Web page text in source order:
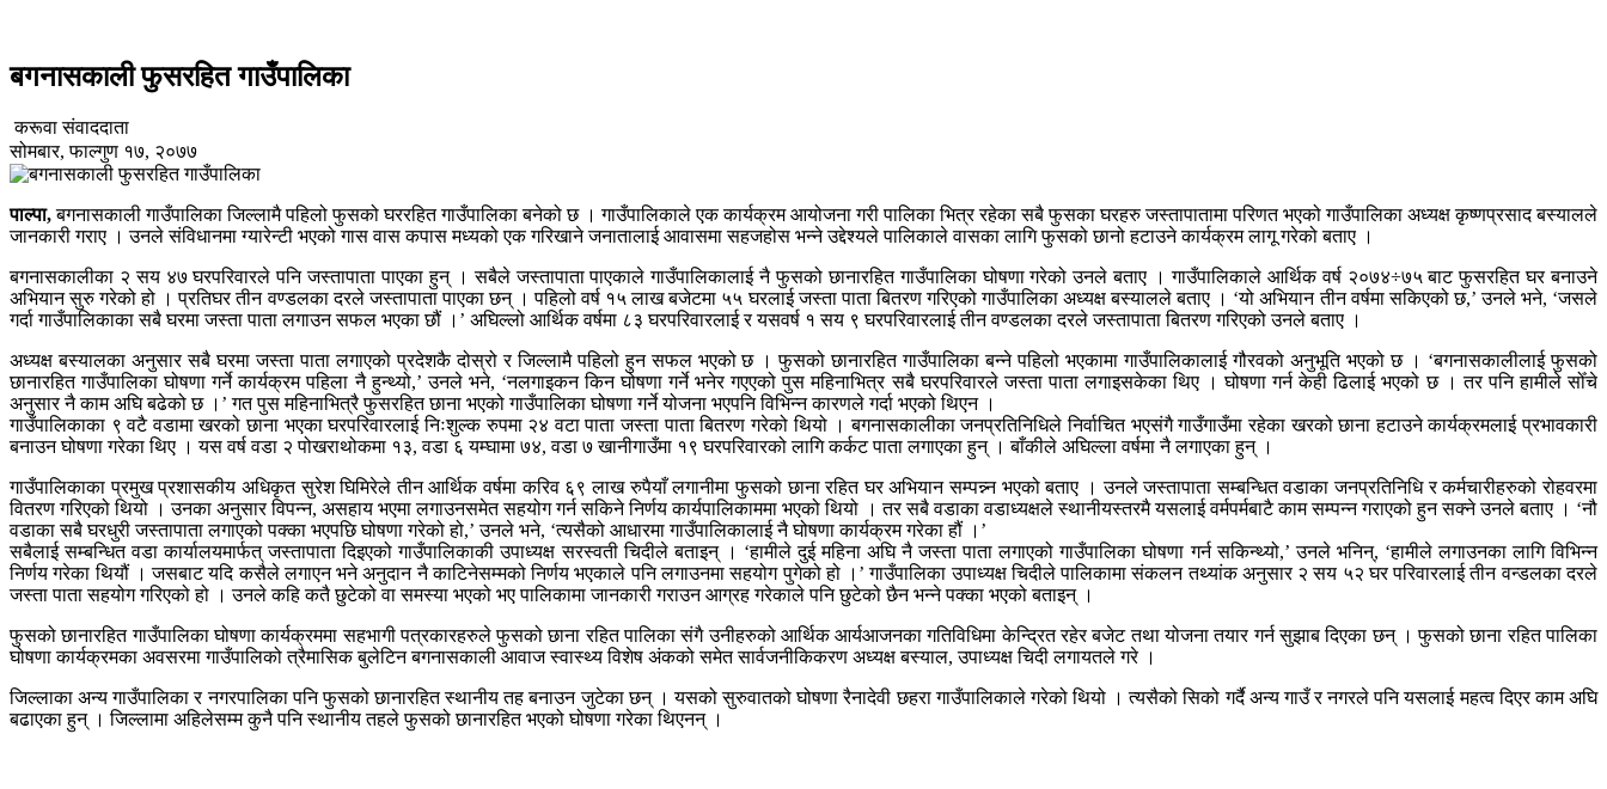
बगनासकाली फुसरहित गाउँपालिका
करूवा संवाददाता
सोमबार, फाल्गुण १७, २०७७
पाल्पा,बगनासकाली गाउँपालिका जिल्लामै पहिलो फुसको घररहित गाउँपालिका बनेको छ । गाउँपालिकाले एक कार्यक्रम आयोजना गरी पालिका भित्र रहेका सबै फुसका घरहरु जस्तापातामा परिणत भएको गाउँपालिका अध्यक्ष कृष्णप्रसाद बस्यालले
जानकारी गराए । उनले संविधानमा ग्यारेन्टी भएको गास वास कपास मध्यको एक गरिखाने जनातालाई आवासमा सहजहोस भन्ने उद्देश्यले पालिकाले वासका लागि फुसको छानो हटाउने कार्यक्रम लागू गरेको बताए ।
बगनासकालीका २ सय ४७ घरपरिवारले पनि जस्तापाता पाएका हुन् । सबैले जस्तापाता पाएकाले गाउँपालिकालाई नै फुसको छानारहित गाउँपालिका घोषणा गरेको उनले बताए । गाउँपालिकाले आर्थिक वर्ष २०७४÷७५ बाट फुसरहित घर बनाउने
अभियान सुरु गरेको हो । प्रतिघर तीन वण्डलका दरले जस्तापाता पाएका छन् । पहिलो वर्ष १५ लाख बजेटमा ५५ घरलाई जस्ता पाता बितरण गरिएको गाउँपालिका अध्यक्ष बस्यालले बताए । ‘यो अभियान तीन वर्षमा सकिएको छ,’ उनले भने, ‘जसले
गर्दा गाउँपालिकाका सबै घरमा जस्ता पाता लगाउन सफल भएका छौं ।’ अघिल्लो आर्थिक वर्षमा ८३ घरपरिवारलाई र यसवर्ष १ सय ९ घरपरिवारलाई तीन वण्डलका दरले जस्तापाता बितरण गरिएको उनले बताए ।
अध्यक्ष बस्यालका अनुसार सबै घरमा जस्ता पाता लगाएको प्रदेशकै दोस्रो र जिल्लामै पहिलो हुन सफल भएको छ । फुसको छानारहित गाउँपालिका बन्ने पहिलो भएकामा गाउँपालिकालाई गौरवको अनुभूति भएको छ । ‘बगनासकालीलाई फुसको
छानारहित गाउँपालिका घोषणा गर्ने कार्यक्रम पहिला नै हुन्थ्यो,’ उनले भने, ‘नलगाइकन किन घोषणा गर्ने भनेर गएएको पुस महिनाभित्र सबै घरपरिवारले जस्ता पाता लगाइसकेका थिए । घोषणा गर्न केही ढिलाई भएको छ । तर पनि हामीले सोँचे
अनुसार नै काम अघि बढेको छ ।’ गत पुस महिनाभित्रै फुसरहित छाना भएको गाउँपालिका घोषणा गर्ने योजना भएपनि विभिन्न कारणले गर्दा भएको थिएन ।
गाउँपालिकाका ९ वटै वडामा खरको छाना भएका घरपरिवारलाई निःशुल्क रुपमा २४ वटा पाता जस्ता पाता बितरण गरेको थियो । बगनासकालीका जनप्रतिनिधिले निर्वाचित भएसंगै गाउँगाउँमा रहेका खरको छाना हटाउने कार्यक्रमलाई प्रभावकारी
बनाउन घोषणा गरेका थिए । यस वर्ष वडा २ पोखराथोकमा १३, वडा ६ यम्घामा ७४, वडा ७ खानीगाउँमा १९ घरपरिवारको लागि कर्कट पाता लगाएका हुन् । बाँकीले अघिल्ला वर्षमा नै लगाएका हुन् ।
गाउँपालिकाका प्रमुख प्रशासकीय अधिकृत सुरेश घिमिरेले तीन आर्थिक वर्षमा करिव ६९ लाख रुपैयाँ लगानीमा फुसको छाना रहित घर अभियान सम्पन्न्न भएको बताए । उनले जस्तापाता सम्बन्धित वडाका जनप्रतिनिधि र कर्मचारीहरुको रोहवरमा
वितरण गरिएको थियो । उनका अनुसार विपन्न, असहाय भएमा लगाउनसमेत सहयोग गर्न सकिने निर्णय कार्यपालिकाममा भएको थियो । तर सबै वडाका वडाध्यक्षले स्थानीयस्तरमै यसलाई वर्मपर्मबाटै काम सम्पन्न गराएको हुन सक्ने उनले बताए । ‘नौ
वडाका सबै घरधुरी जस्तापाता लगाएको पक्का भएपछि घोषणा गरेको हो,’ उनले भने, ‘त्यसैको आधारमा गाउँपालिकालाई नै घोषणा कार्यक्रम गरेका हौं ।’
सबैलाई सम्बन्धित वडा कार्यालयमार्फत् जस्तापाता दिइएको गाउँपालिकाकी उपाध्यक्ष सरस्वती चिदीले बताइन् । ‘हामीले दुई महिना अघि नै जस्ता पाता लगाएको गाउँपालिका घोषणा गर्न सकिन्थ्यो,’ उनले भनिन्, ‘हामीले लगाउनका लागि विभिन्न
निर्णय गरेका थियौं । जसबाट यदि कसैले लगाएन भने अनुदान नै काटिनेसम्मको निर्णय भएकाले पनि लगाउनमा सहयोग पुगेको हो ।’ गाउँपालिका उपाध्यक्ष चिदीले पालिकामा संकलन तथ्यांक अनुसार २ सय ५२ घर परिवारलाई तीन वन्डलका दरले
जस्ता पाता सहयोग गरिएको हो । उनले कहि कतै छुटेको वा समस्या भएको भए पालिकामा जानकारी गराउन आग्रह गरेकाले पनि छुटेको छैन भन्ने पक्का भएको बताइन् ।
फुसको छानारहित गाउँपालिका घोषणा कार्यक्रममा सहभागी पत्रकारहरुले फुसको छाना रहित पालिका संगै उनीहरुको आर्थिक आर्यआजनका गतिविधिमा केन्द्रित रहेर बजेट तथा योजना तयार गर्न सुझाब दिएका छन् । फुसको छाना रहित पालिका
घोषणा कार्यक्रमका अवसरमा गाउँपालिको त्रैमासिक बुलेटिन बगनासकाली आवाज स्वास्थ्य विशेष अंकको समेत सार्वजनीकिकरण अध्यक्ष बस्याल, उपाध्यक्ष चिदी लगायतले गरे ।
जिल्लाका अन्य गाउँपालिका र नगरपालिका पनि फुसको छानारहित स्थानीय तह बनाउन जुटेका छन् । यसको सुरुवातको घोषणा रैनादेवी छहरा गाउँपालिकाले गरेको थियो । त्यसैको सिको गर्दै अन्य गाउँ र नगरले पनि यसलाई महत्व दिएर काम अघि
बढाएका हुन् । जिल्लामा अहिलेसम्म कुनै पनि स्थानीय तहले फुसको छानारहित भएको घोषणा गरेका थिएनन् ।